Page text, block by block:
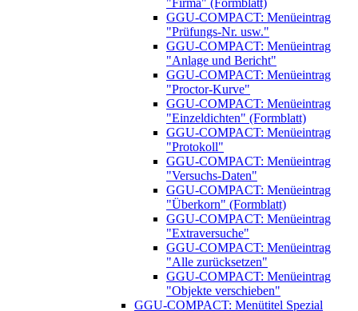
"Firma" (Formblatt)
GGU-COMPACT: Menüeintrag
"Prüfungs-Nr. usw."
GGU-COMPACT: Menüeintrag
"Anlage und Bericht"
GGU-COMPACT: Menüeintrag
"Proctor-Kurve"
GGU-COMPACT: Menüeintrag
"Einzeldichten" (Formblatt)
GGU-COMPACT: Menüeintrag
"Protokoll"
GGU-COMPACT: Menüeintrag
"Versuchs-Daten"
GGU-COMPACT: Menüeintrag
"Überkorn" (Formblatt)
GGU-COMPACT: Menüeintrag
"Extraversuche"
GGU-COMPACT: Menüeintrag
"Alle zurücksetzen"
GGU-COMPACT: Menüeintrag
"Objekte verschieben"
GGU-COMPACT: Menütitel Spezial